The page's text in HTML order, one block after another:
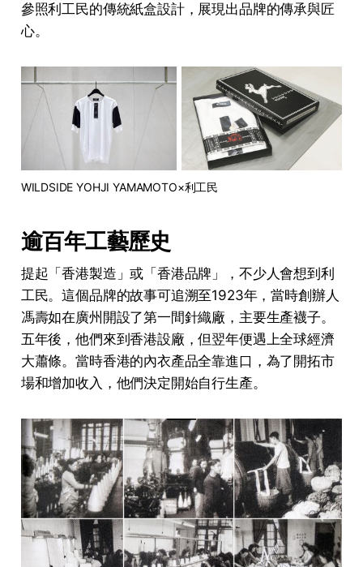
參照利工民的傳統紙盒設計，展現出品牌的傳承與匠
心。
WILDSIDE YOHJI YAMAMOTO×利工民
逾百年工藝歷史
提起「香港製造」或「香港品牌」，不少人會想到利
工民。這個品牌的故事可追溯至1923年，當時創辦人
馮壽如在廣州開設了第一間針織廠，主要生產襪子。
五年後，他們來到香港設廠，但翌年便遇上全球經濟
大蕭條。當時香港的內衣產品全靠進口，為了開拓市
場和增加收入，他們決定開始自行生產。